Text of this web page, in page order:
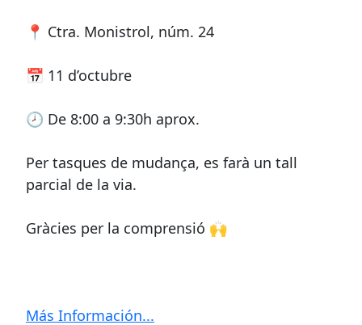
📍 Ctra. Monistrol, núm. 24
📅 11 d’octubre
🕗 De 8:00 a 9:30h aprox.
Per tasques de mudança, es farà un tall
parcial de la via.
Gràcies per la comprensió 🙌
Más Información...